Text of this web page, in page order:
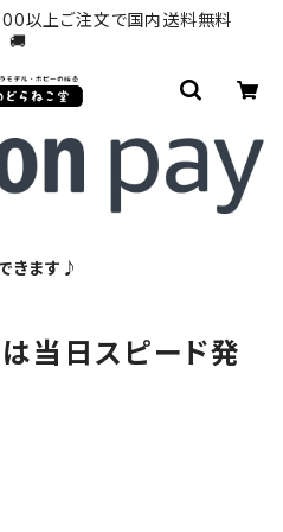
以上ご注文で国内送料無料
🚚
きます♪
当日スピード発